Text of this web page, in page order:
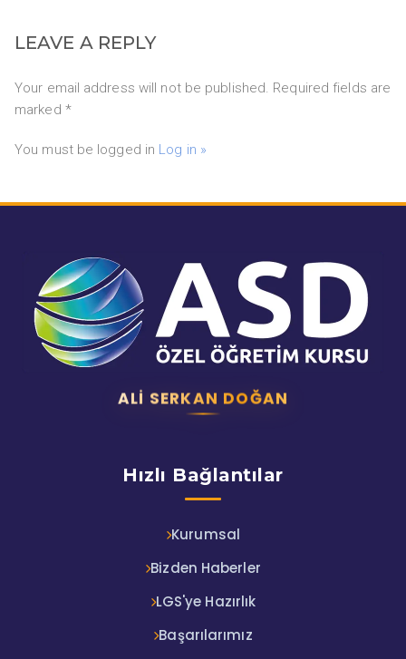
LEAVE A REPLY
Your email address will not be published. Required fields are
marked *
You must be logged in Log in »
ALI SERKAN DOĞAN
Hızlı Bağlantılar
Kurumsal
Bizden Haberler
LGS'ye Hazırlık
Başarılarımız